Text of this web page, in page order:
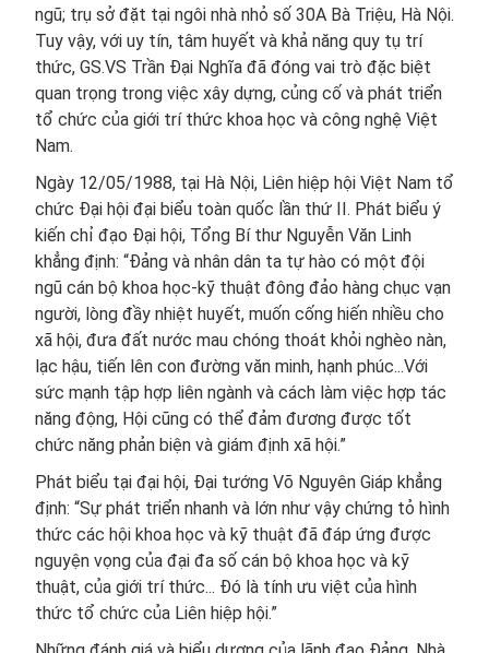
ngũ; trụ sở đặt tại ngôi nhà nhỏ số 30A Bà Triệu, Hà Nội.
Tuy vậy, với uy tín, tâm huyết và khả năng quy tụ trí
thức, GS.VS Trần Đại Nghĩa đã đóng vai trò đặc biệt
quan trọng trong việc xây dựng, củng cố và phát triển
tổ chức của giới trí thức khoa học và công nghệ Việt
Nam.
Ngày 12/05/1988, tại Hà Nội, Liên hiệp hội Việt Nam tổ
chức Đại hội đại biểu toàn quốc lần thứ II. Phát biểu ý
kiến chỉ đạo Đại hội, Tổng Bí thư Nguyễn Văn Linh
khẳng định: “Đảng và nhân dân ta tự hào có một đội
ngũ cán bộ khoa học-kỹ thuật đông đảo hàng chục vạn
người, lòng đầy nhiệt huyết, muốn cống hiến nhiều cho
xã hội, đưa đất nước mau chóng thoát khỏi nghèo nàn,
lạc hậu, tiến lên con đường văn minh, hạnh phúc...Với
sức mạnh tập hợp liên ngành và cách làm việc hợp tác
năng động, Hội cũng có thể đảm đương được tốt
chức năng phản biện và giám định xã hội.”
Phát biểu tại đại hội, Đại tướng Võ Nguyên Giáp khẳng
định: “Sự phát triển nhanh và lớn như vậy chứng tỏ hình
thức các hội khoa học và kỹ thuật đã đáp ứng được
nguyện vọng của đại đa số cán bộ khoa học và kỹ
thuật, của giới trí thức... Đó là tính ưu việt của hình
thức tổ chức của Liên hiệp hội.”